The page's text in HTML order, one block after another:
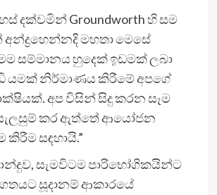
දක්වමින් Groundworth හි සම
මහතා මෙසේ
සම්මානය හුදෙක් ඉඩමක් ලබා
යමක් නිර්මාණය කිරීමේ අපගේ
අප විසින් සිදු කරන සෑම
කර ඇත්තේ ආයෝජන
කිරීම සඳහායි.”
සැමවිටම පාරිභෝගිකයින්ට
සූදානම් ආකාරයේ